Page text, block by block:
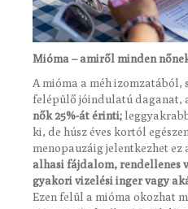
Mióma – amiről minden
A mióma a méh izomzatából,
felépülő jóindulatú daganat,
nők 25%-át érinti;
ki, de húsz éves kortól
menopauzáig jelentkezhet ez
alhasi fájdalom, rendellenes
gyakori vizelési inger vagy
Ezen felül a mióma okozhat